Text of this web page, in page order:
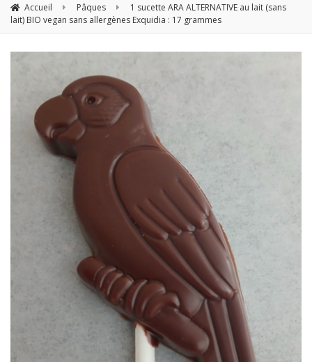
Accueil Pâques
1 sucette ARA ALTERNATIVE au lait (sans
lait) BIO vegan sans allergènes Exquidia : 17 grammes